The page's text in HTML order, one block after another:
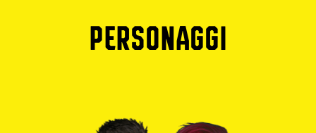
PERSONAGGI